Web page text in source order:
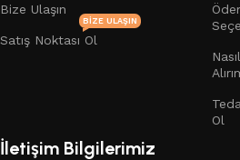
Bize Ulaşın
Satış Noktası Ol
BIZE ULAŞIN
Ol
İletişim Bilgilerimiz